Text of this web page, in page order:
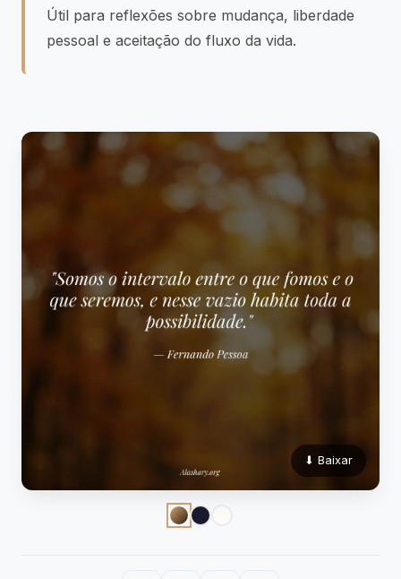
Útil para reflexões sobre mudança, liberdade
pessoal e aceitação do fluxo da vida.
⬇ Baixar